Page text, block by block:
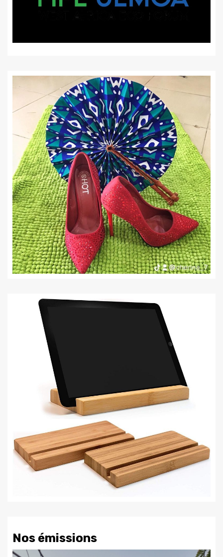
Nos émissions